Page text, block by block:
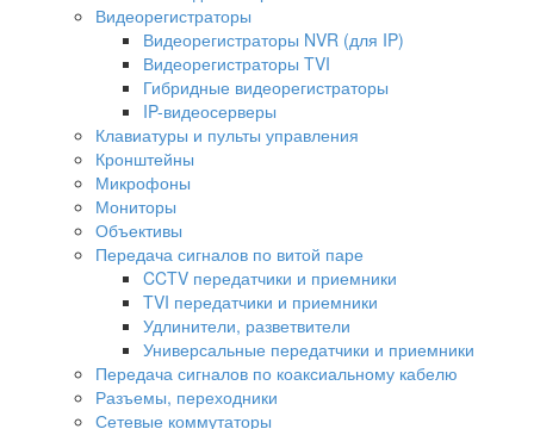
Видеорегистраторы
Видеорегистраторы NVR (для IP)
Видеорегистраторы TVI
Гибридные видеорегистраторы
IP-видеосерверы
Клавиатуры и пульты управления
Кронштейны
Микрофоны
Мониторы
Объективы
Передача сигналов по витой паре
CCTV передатчики и приемники
TVI передатчики и приемники
Удлинители, разветвители
Универсальные передатчики и приемники
Передача сигналов по коаксиальному кабелю
Разъемы, переходники
Сетевые коммутаторы